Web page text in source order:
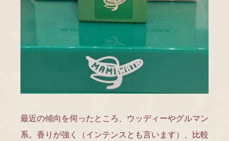
最近の傾向を伺ったところ、ウッディーやグルマン
系。香りが強く（インテンスとも言います）、比較